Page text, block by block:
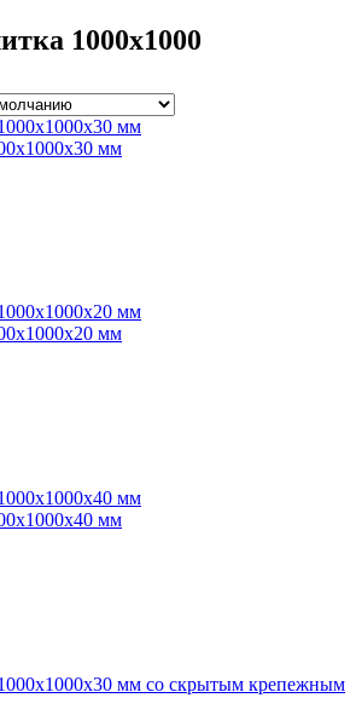
1000x1000
мм
мм
мм